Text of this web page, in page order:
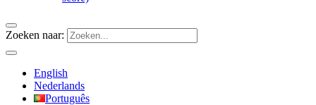
Zoeken naar:
English
Nederlands
Português